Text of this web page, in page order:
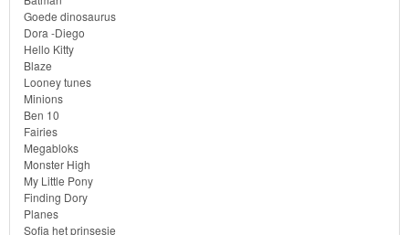
Looney
tunes
Minions
Ben
10
Fairies
Megabloks
Goede dinosaurus
Dora -Diego
Hello Kitty
Blaze
Looney tunes
Minions
Ben 10
Fairies
Megabloks
Monster High
My Little Pony
Finding Dory
Planes
Sofia het prinsesje